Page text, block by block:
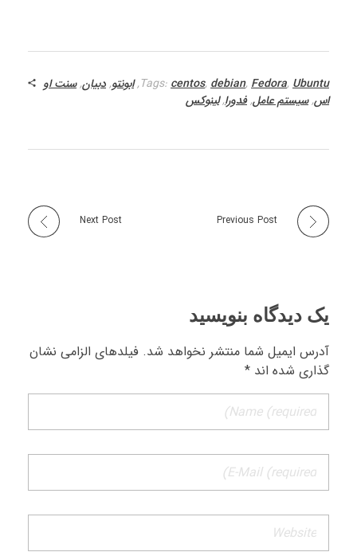
Tags:centos, debian, Fedora, Ubuntu
,ابونتو,دبیان,سنت او
اس,سیستم عامل,فدورا,لینوکس
Previous Post
Next Post
یک دیدگاه بنویسید
آدرس ایمیل شما منتشر نخواهد شد. فیلدهای الزامی نشان
گذاری شده اند *